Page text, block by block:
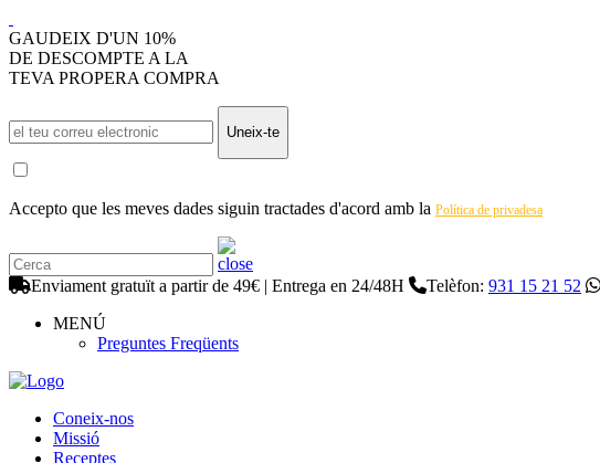
GAUDEIX D'UN 10%
DE DESCOMPTE A LA
TEVA PROPERA COMPRA
Uneix-te
Accepto que les meves dades siguin tractades d'acord amb la Política de privadesa
Enviament gratuït a partir de 49€ | Entrega en 24/48H Telèfon: 931 15 21 52
MENÚ
Preguntes Freqüents
Coneix-nos
Missió
Receptes